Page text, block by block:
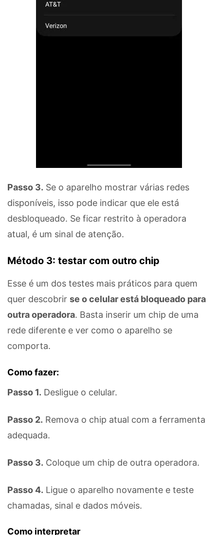
Passo 3. Se o aparelho mostrar várias redes
disponíveis, isso pode indicar que ele está
desbloqueado. Se ficar restrito à operadora
atual, é um sinal de atenção.
Método 3: testar com outro chip
Esse é um dos testes mais práticos para quem
quer descobrir se o celular está bloqueado para
outra operadora. Basta inserir um chip de uma
rede diferente e ver como o aparelho se
comporta.
Como fazer:
Passo 1. Desligue o celular.
Passo 2. Remova o chip atual com a ferramenta
adequada.
Passo 3. Coloque um chip de outra operadora.
Passo 4. Ligue o aparelho novamente e teste
chamadas, sinal e dados móveis.
Como interpretar